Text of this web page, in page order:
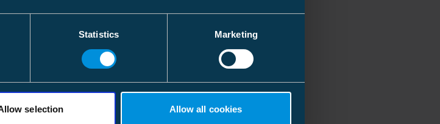
Statistics Marketing
selection Allow all cookies